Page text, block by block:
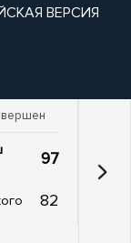
ВЕРСИЯ
97
82